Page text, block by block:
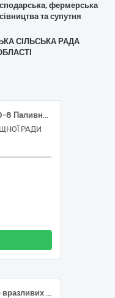
фермерська
та супутня
СІЛЬСЬКА РАДА
03410000-7 Деревина (03413000-8 Паливна деревина)
РАДИ
Деревина паливна для соціально вразливих верств населення Лозівської міської територіальної громади